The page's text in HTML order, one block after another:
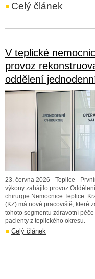
Celý článek
V teplické
provoz
oddělení
23. června 2026 - Teplice -
výkony zahájilo provoz
chirurgie Nemocnice Teplice.
(KZ) má nové pracoviště, které
tohoto segmentu zdravotní
pacienty z teplického okresu.
Celý článek